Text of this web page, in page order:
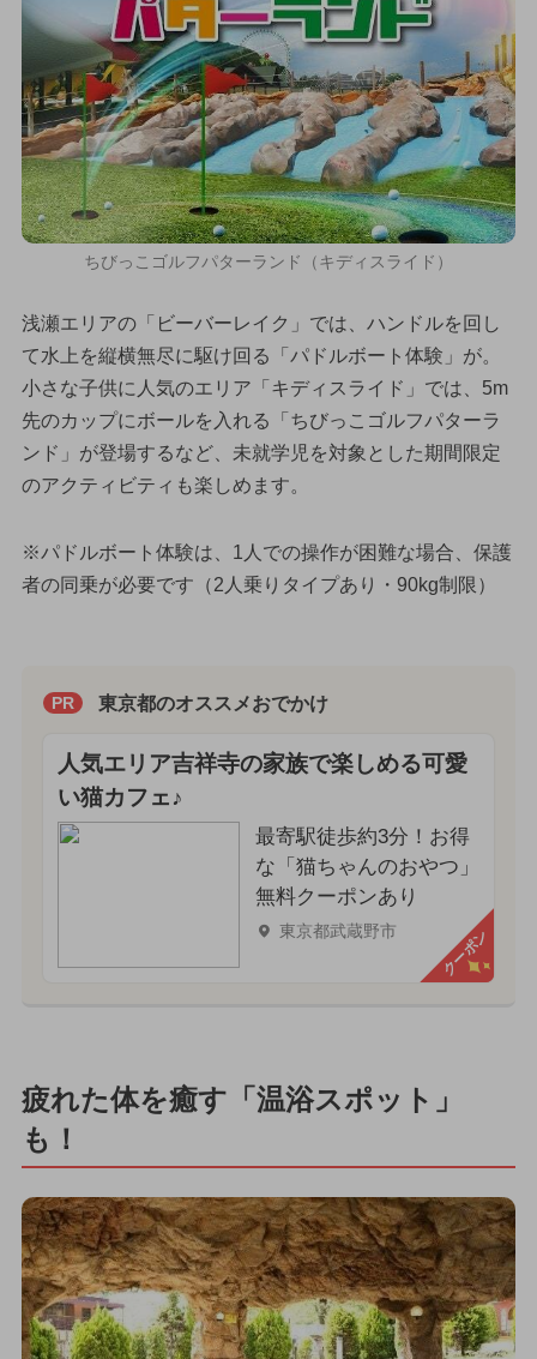
ちびっこゴルフパターランド（キディスライド）
浅瀬エリアの「ビーバーレイク」では、ハンドルを回し
て水上を縦横無尽に駆け回る「パドルボート体験」が。
小さな子供に人気のエリア「キディスライド」では、5m
先のカップにボールを入れる「ちびっこゴルフパターラ
ンド」が登場するなど、未就学児を対象とした期間限定
のアクティビティも楽しめます。
※パドルボート体験は、1人での操作が困難な場合、保護
者の同乗が必要です（2人乗りタイプあり・90kg制限）
PR 東京都のオススメおでかけ
人気エリア吉祥寺の家族で楽しめる可愛
い猫カフェ♪
最寄駅徒歩約3分！お得
な「猫ちゃんのおやつ」
無料クーポンあり
東京都武蔵野市 クーポン
疲れた体を癒す「温浴スポット」
も！